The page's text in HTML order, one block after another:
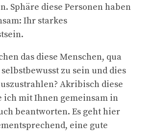
Sphäre diese Personen haben
Ihr starkes
das diese Menschen, qua
zu sein und dies
Akribisch diese
ich mit Ihnen gemeinsam in
beantworten. Es geht hier
eine gute